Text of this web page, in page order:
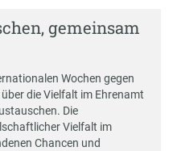
gemeinsam
Wochen gegen
die Vielfalt im Ehrenamt
Die
Vielfalt im
Chancen und